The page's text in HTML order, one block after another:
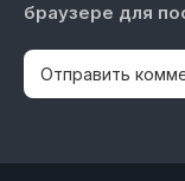
браузере для